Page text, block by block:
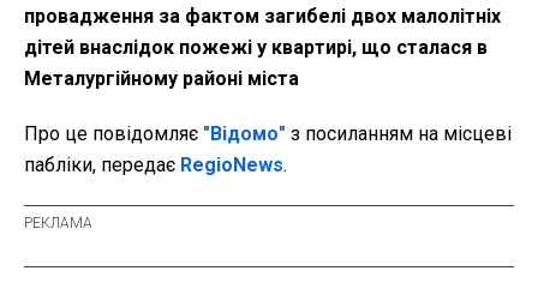
провадження за фактом загибелі двох малолітніх
дітей внаслідок пожежі у квартирі, що сталася в
Металургійному районі міста
Про це повідомляє "Відомо" з посиланням на місцеві
пабліки, передає RegioNews.